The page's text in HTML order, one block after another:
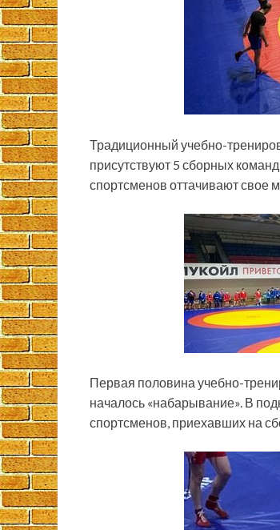
Традиционный учебно-
присутствуют 5 сборных
спортсменов оттачивают свое
Первая половина учебно-
началось «набарывание». В
спортсменов, приехавших на